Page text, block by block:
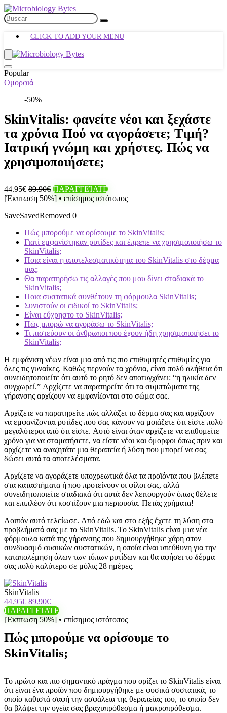
CLICK TO ADD YOUR MENU
Popular
Ομορφιά
-50%
SkinVitalis: φανείτε νέοι και ξεχάστε
τα χρόνια Πού να αγοράσετε; Τιμή?
Ιατρική γνώμη και χρήστες. Πώς να
χρησιμοποιήσετε;
44.95€ 89.90€ ΠΑΡΑΓΓΕΊΛΤΕ
[Έκπτωση 50%] • επίσημος ιστότοπος
SaveSavedRemoved 0
Πώς μπορούμε να ορίσουμε το SkinVitalis;
Γιατί εμφανίστηκαν ρυτίδες και έπρεπε να χρησιμοποιήσω το
SkinVitalis;
Ποια είναι η αποτελεσματικότητα του SkinVitalis στο δέρμα
μας;
Θα παρατηρήσω τις αλλαγές που μου δίνει σταδιακά το
SkinVitalis;
Ποια συστατικά συνθέτουν τη φόρμουλα SkinVitalis;
Συνιστούν οι ειδικοί το SkinVitalis;
Είναι εύχρηστο το SkinVitalis;
Πώς μπορώ να αγοράσω το SkinVitalis;
Τι πιστεύουν οι άνθρωποι που έχουν ήδη χρησιμοποιήσει το
SkinVitalis;
Η εμφάνιση νέων είναι μια από τις πιο επιθυμητές επιθυμίες για
όλες τις γυναίκες. Καθώς περνούν τα χρόνια, είναι πολύ αλήθεια ότι
συνειδητοποιείτε ότι αυτό το ρητό δεν αποτυγχάνει: “η ηλικία δεν
συγχωρεί.” Αρχίζετε να παρατηρείτε ότι τα συμπτώματα της
γήρανσης αρχίζουν να εμφανίζονται στο σώμα σας.
Αρχίζετε να παρατηρείτε πώς αλλάζει το δέρμα σας και αρχίζουν
να εμφανίζονται ρυτίδες που σας κάνουν να μοιάζετε ότι είστε πολύ
μεγαλύτεροι από ότι είστε. Αυτό είναι όταν αρχίζετε να επιθυμείτε
χρόνο για να σταματήσετε, να είστε νέοι και όμορφοι όπως πριν και
αρχίζετε να αναζητάτε μια θεραπεία ή λύση που μπορεί να σας
δώσει αυτά τα αποτελέσματα.
Αρχίζετε να αγοράζετε υποχρεωτικά όλα τα προϊόντα που βλέπετε
στα καταστήματα ή που προτείνουν οι φίλοι σας, αλλά
συνειδητοποιείτε σταδιακά ότι αυτά δεν λειτουργούν όπως θέλετε
και επιπλέον ότι κοστίζουν μια περιουσία. Πετάς χρήματα!
Λοιπόν αυτό τελείωσε. Από εδώ και στο εξής έχετε τη λύση στα
προβλήματά σας με το SkinVitalis. Το SkinVitalis είναι μια νέα
φόρμουλα κατά της γήρανσης που δημιουργήθηκε χάρη στον
συνδυασμό φυσικών συστατικών, η οποία είναι υπεύθυνη για την
καταπολέμηση όλων των τύπων ρυτίδων και θα αφήσει το δέρμα
σας πολύ καλύτερο σε μόλις 28 ημέρες.
SkinVitalis
44.95€ 89.90€
ΠΑΡΑΓΓΕΊΛΤΕ
[Έκπτωση 50%] • επίσημος ιστότοπος
Πώς μπορούμε να ορίσουμε το
SkinVitalis;
Το πρώτο και πιο σημαντικό πράγμα που ορίζει το SkinVitalis είναι
ότι είναι ένα προϊόν που δημιουργήθηκε με φυσικά συστατικά, το
οποίο καθιστά σαφή την ασφάλεια της θεραπείας του, το οποίο δεν
θα βλάψει την υγεία σας βραχυπρόθεσμα ή μακροπρόθεσμα.